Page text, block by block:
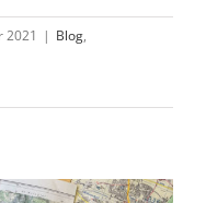
2021 | Blog,